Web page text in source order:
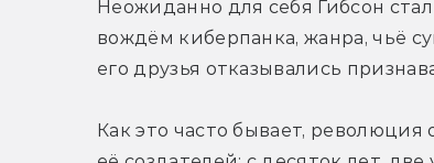
Неожиданно для себя Гибсон
вождём киберпанка, жанра, чьё
его друзья отказывались
Как это часто бывает, революция